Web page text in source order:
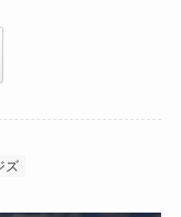
ズ